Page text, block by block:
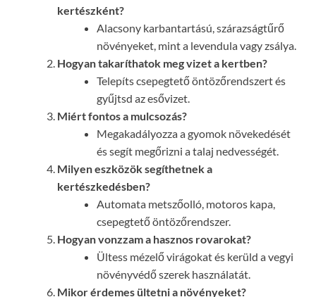
kertészként?
Alacsony karbantartású, szárazságtűrő
növényeket, mint a levendula vagy zsálya.
Hogyan takaríthatok meg vizet a kertben?
Telepíts csepegtető öntözőrendszert és
gyűjtsd az esővizet.
Miért fontos a mulcsozás?
Megakadályozza a gyomok növekedését
és segít megőrizni a talaj nedvességét.
Milyen eszközök segíthetnek a
kertészkedésben?
Automata metszőolló, motoros kapa,
csepegtető öntözőrendszer.
Hogyan vonzzam a hasznos rovarokat?
Ültess mézelő virágokat és kerüld a vegyi
növényvédő szerek használatát.
Mikor érdemes ültetni a növényeket?